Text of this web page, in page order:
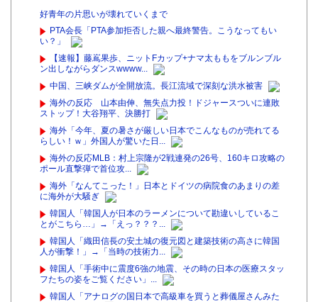
好青年の片思いが壊れていくまで
PTA会長「PTA参加拒否した親へ最終警告。こうなってもい
い？」
【速報】藤嶌果歩、ニットFカップ+ナマ太ももをブルンブル
ン出しながらダンスwwww...
中国、三峡ダムが全開放流。長江流域で深刻な洪水被害
海外の反応 山本由伸、無失点力投！ドジャースついに連敗
ストップ！大谷翔平、決勝打
海外「今年、夏の暑さが厳しい日本でこんなものが売れてる
らしい！ｗ」外国人が驚いた日...
海外の反応MLB：村上宗隆が2戦連発の26号、160キロ攻略の
ポール直撃弾で首位攻...
海外「なんてこった！」日本とドイツの病院食のあまりの差
に海外が大騒ぎ
韓国人「韓国人が日本のラーメンについて勘違いしているこ
とがこちら…」→「えっ？？？...
韓国人「織田信長の安土城の復元図と建築技術の高さに韓国
人が衝撃！」→「当時の技術力...
韓国人「手術中に震度6強の地震、その時の日本の医療スタッ
フたちの姿をご覧ください」...
韓国人「アナログの国日本で高級車を買うと葬儀屋さんみた